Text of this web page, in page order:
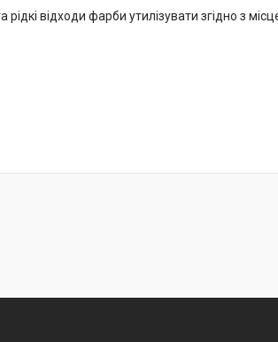
рідкі відходи фарби утилізувати згідно з